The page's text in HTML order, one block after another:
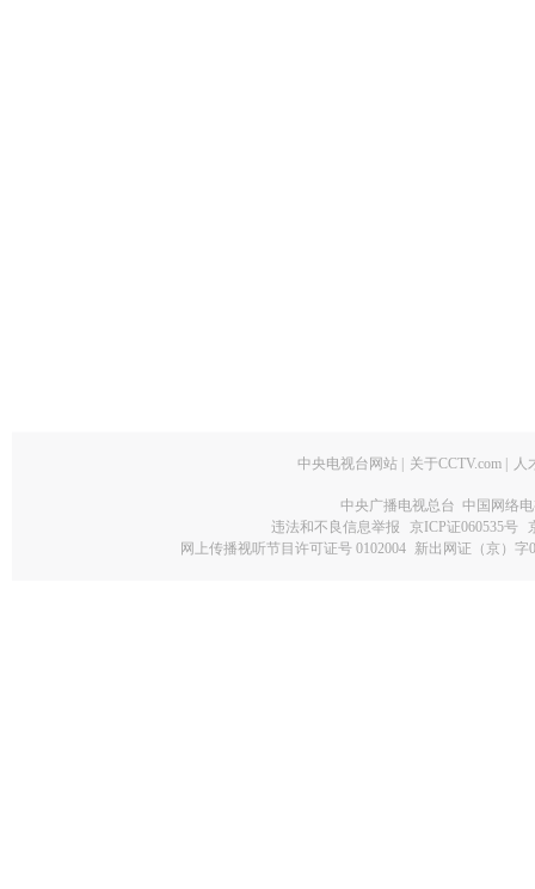
中央电视台网站 关于CCTV.com 人
中央广播电视总台 中国网络
违法和不良信息举报
京ICP证060535号
网上传播视听节目许可证号 0102004 新出网证（京）